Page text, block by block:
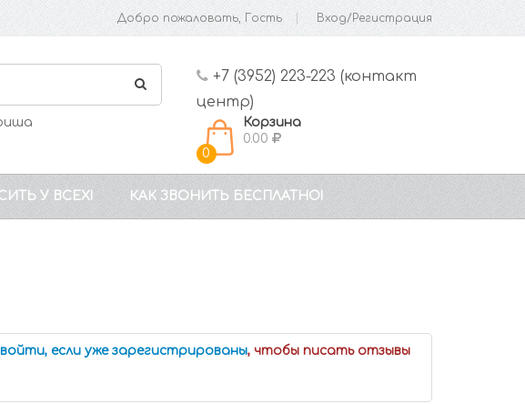
Добро пожаловать, Гость Вход/Регистрация
+7 (3952) 223-223 (контакт
центр)
0
Корзина
0.00
У ВСЕХ! КАК ЗВОНИТЬ БЕСПЛАТНО!
если уже зарегистрированы, чтобы писать отзывы